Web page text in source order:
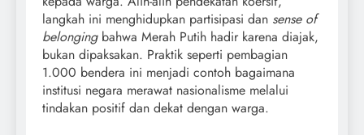
langkah ini menghidupkan partisipasi dan sense of
belongingbahwa Merah Putih hadir karena diajak,
bukan dipaksakan. Praktik seperti pembagian
1.000 bendera ini menjadi contoh bagaimana
institusi negara merawat nasionalisme melalui
tindakan positif dan dekat dengan warga.